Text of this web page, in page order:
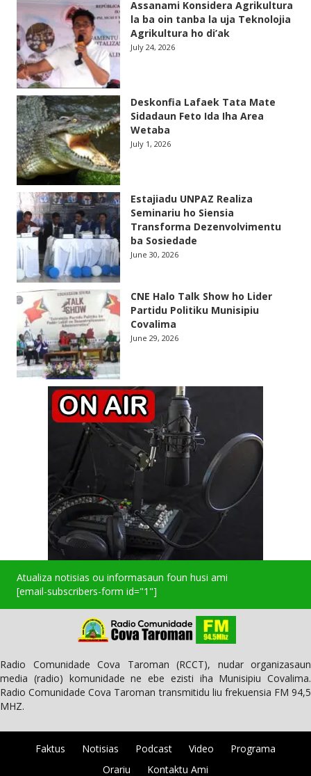
Assanami Konsidera Agrikultura
la ba oin tanba la uja Teknolojia
Agrikultura ho di’ak
July 24, 2026
Deskonfia Lafaek Tata Mate
Sidadaun Feto Ida Iha Area
Wetaba
July 1, 2026
Estajiadu UNPAZ Realiza
Seminariu ho Siensia
Transforma Dezenvolvimentu
ba Sosiedade
June 30, 2026
CNE Halo Talk Show ho Lider
Partidu Politiku Munisipiu
Covalima
June 29, 2026
Atualiza notisias ou informasaun foun husi ami
[email-subscribers-form id="1"]
Radio Comunidade Cova Taroman (RCCT), nudar organizasaun
media (radio) komunidade ne ebe ezisti iha Munisipiu Covalima.
Radio Comunidade Cova Taroman transmitidu liu frekuensia FM 94,5
MHZ.
Faktus Notisias Podcast Video
Programa
Orariu
Kontaktu Ami